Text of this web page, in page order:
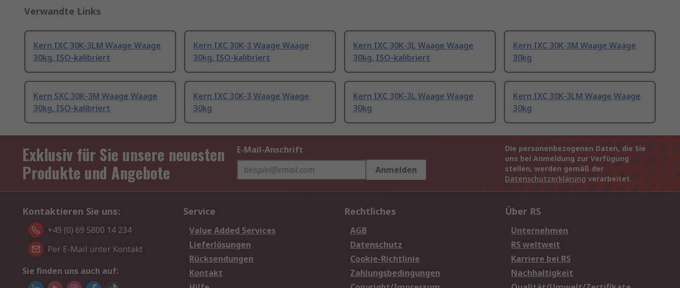
Verwandte Links
Kern IXC 30K-3LM Waage Waage
30kg, ISO-kalibriert
Kern IXC 30K-3 Waage Waage
30kg, ISO-kalibriert
Kern IXC 30K-3L Waage Waage
30kg, ISO-kalibriert
Kern IXC 30K-3M Waage Waage
30kg
Kern SXC 30K-3M Waage Waage
30kg, ISO-kalibriert
Kern IXC 30K-3 Waage Waage
30kg
Kern IXC 30K-3L Waage Waage
30kg
Kern IXC 30K-3LM Waage Waage
30kg
Exklusiv für Sie unsere neuesten
Produkte und Angebote
E-Mail-Anschrift
Anmelden
Die personenbezogenen Daten, die Sie
uns bei Anmeldung zur Verfügung
stellen, werden gemäß der
Datenschutzerklärung verarbeitet.
Kontaktieren Sie uns:
+49 (0) 69 5800 14 234
Per E-Mail unter Kontakt
Sie finden uns auch auf:
Service
Value Added Services
Lieferlösungen
Rücksendungen
Kontakt
Rechtliches
AGB
Datenschutz
Cookie-Richtlinie
Zahlungsbedingungen
Über RS
Unternehmen
RS weltweit
Karriere bei RS
Nachhaltigkeit